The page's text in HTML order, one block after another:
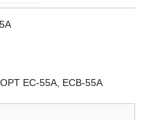
EC-55A, ECB-55A